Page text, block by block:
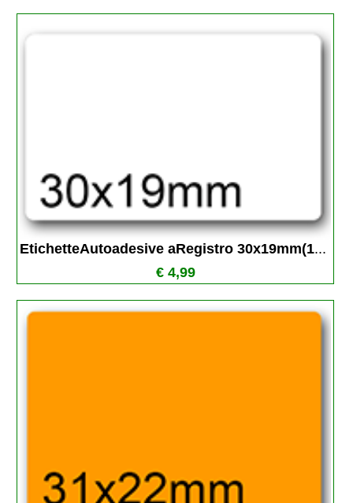
EtichetteAutoadesive aRegistro 30x19mm(1...
€ 4,99